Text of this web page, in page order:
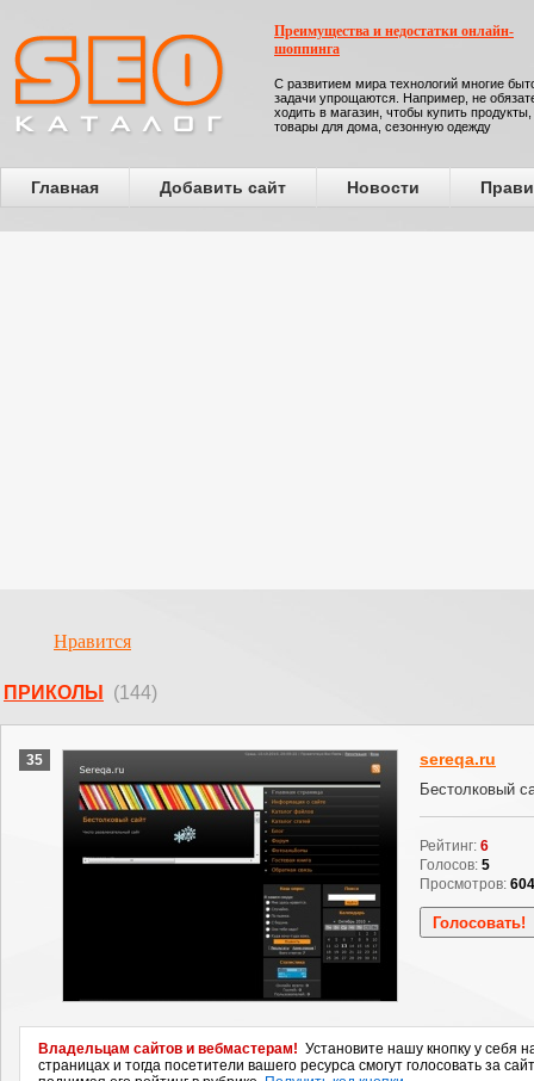
Преимущества и недостатки онлайн-
шоппинга
С развитием мира технологий многие
задачи упрощаются. Например, не
ходить в магазин, чтобы купить продукты,
товары для дома, сезонную одежду
Главная Добавить сайт Новости
Нравится
ПРИКОЛЫ (144)
35 sereqa.ru
Бестолковый
Рейтинг: 6
Голосов: 5
Просмотров:
Владельцам сайтов и вебмастерам! Установите нашу кнопку у себя
страницах и тогда посетители вашего ресурса смогут голосовать за